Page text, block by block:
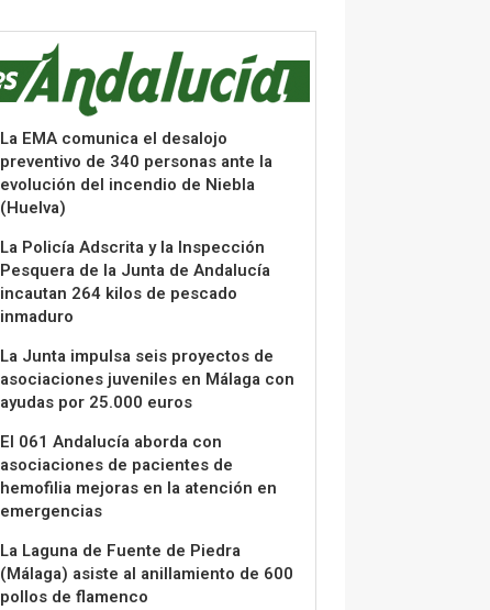
La EMA comunica el desalojo
preventivo de 340 personas ante la
evolución del incendio de Niebla
(Huelva)
La Policía Adscrita y la Inspección
Pesquera de la Junta de Andalucía
incautan 264 kilos de pescado
inmaduro
La Junta impulsa seis proyectos de
asociaciones juveniles en Málaga con
ayudas por 25.000 euros
El 061 Andalucía aborda con
asociaciones de pacientes de
hemofilia mejoras en la atención en
emergencias
La Laguna de Fuente de Piedra
(Málaga) asiste al anillamiento de 600
pollos de flamenco